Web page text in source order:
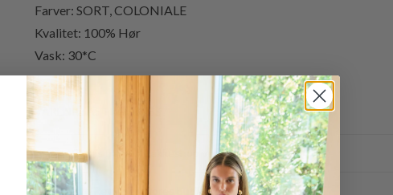
Farver: SORT, COLONIALE
Kvalitet: 100% Hør
Vask: 30*C
VARENR.: ASTRA DRESS
Gratis fragt til pakkeshop ved køb over 400,-
Byt/Returnér i vores butikker